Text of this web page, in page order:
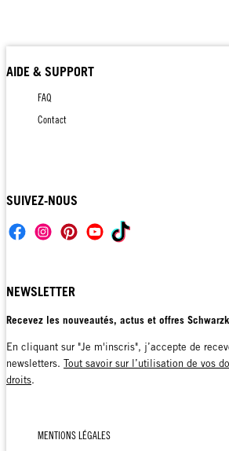
AIDE & SUPPORT
FAQ
Contact
SUIVEZ-NOUS
NEWSLETTER
Recevez les nouveautés, actus et offres
En cliquant sur "Je m'inscris", j’accepte de
newsletters. Tout savoir sur l’utilisation de vos
droits.
MENTIONS LÉGALES